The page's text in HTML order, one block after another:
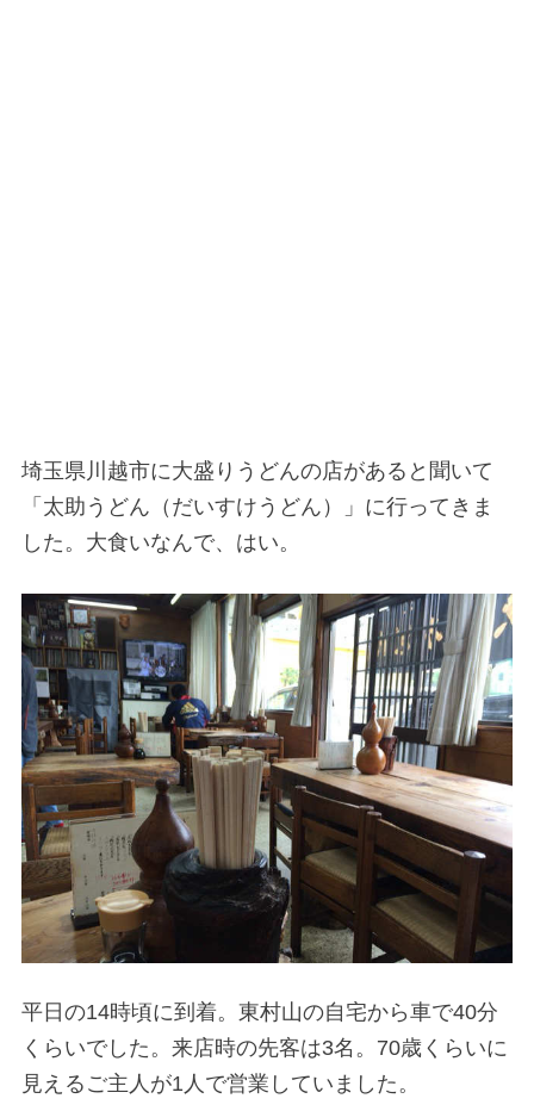
埼玉県川越市に大盛りうどんの店があると聞いて
「太助うどん（だいすけうどん）」に行ってきま
した。大食いなんで、はい。
平日の14時頃に到着。東村山の自宅から車で40分
くらいでした。来店時の先客は3名。70歳くらいに
見えるご主人が1人で営業していました。